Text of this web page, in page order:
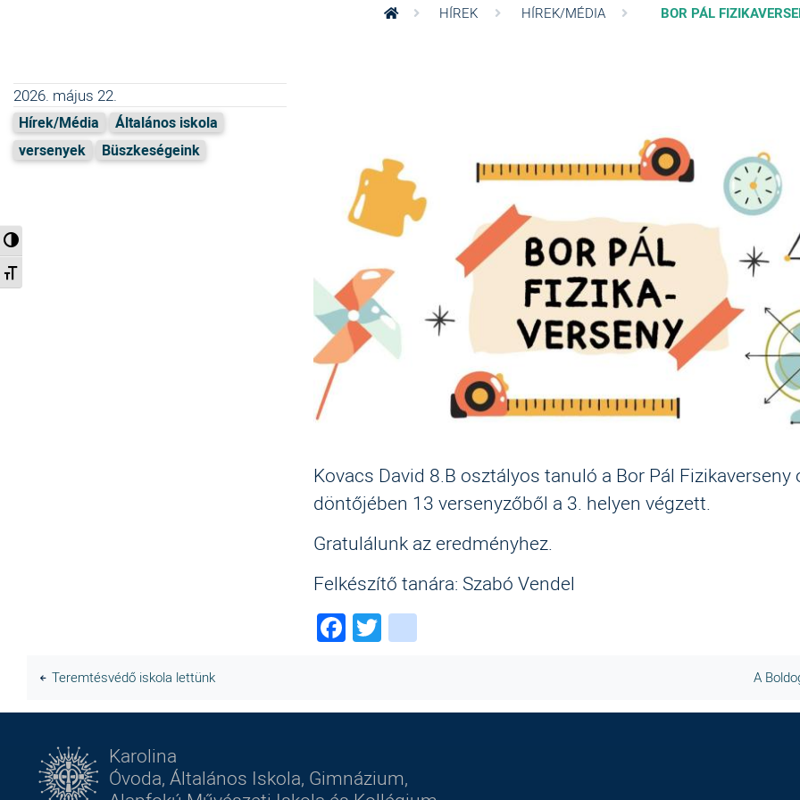
Nagy kontraszt váltása
Betűméret váltása
HÍREK HÍREK/MÉDIA BOR PÁL
Kovacs David 8.B osztályos tanuló a Bor Pál Fizikaverseny
döntőjében 13 versenyzőből a 3. helyen végzett.
Gratulálunk az eredményhez.
Felkészítő tanára: Szabó Vendel
Facebook
Twitter
2026. május 22.
Hírek/Média
Általános iskola
versenyek
Büszkeségeink
Teremtésvédő iskola lettünk A
Karolina
Óvoda, Általános Iskola, Gimnázium,